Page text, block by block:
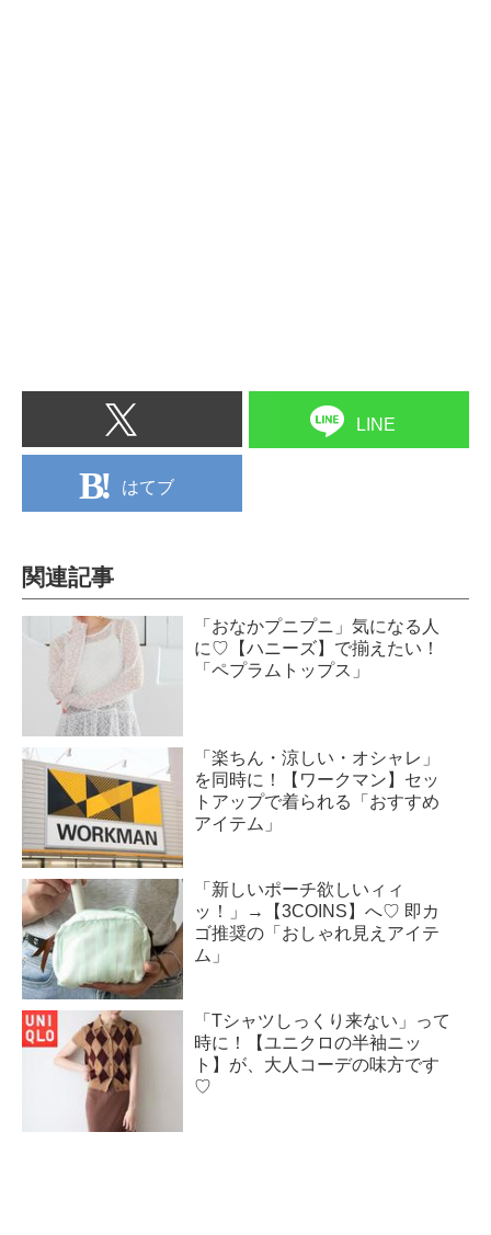
LINE
はてブ
関連記事
「おなかプニプニ」気になる人
に♡【ハニーズ】で揃えたい！
「ペプラムトップス」
「楽ちん・涼しい・オシャレ」
を同時に！【ワークマン】セッ
トアップで着られる「おすすめ
アイテム」
「新しいポーチ欲しいィィ
ッ！」→【3COINS】へ♡ 即カ
ゴ推奨の「おしゃれ見えアイテ
ム」
「Tシャツしっくり来ない」って
時に！【ユニクロの半袖ニッ
ト】が、大人コーデの味方です
♡